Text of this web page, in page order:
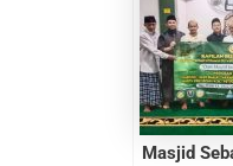
Masjid